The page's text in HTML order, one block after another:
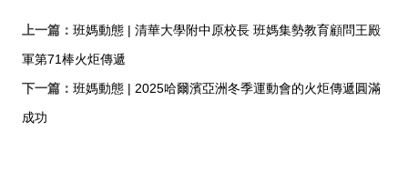
上一篇： 班媽動態 | 清華大學附中原校長 班媽集勢教育顧問王殿
軍第71棒火炬傳遞
下一篇： 班媽動態 | 2025哈爾濱亞洲冬季運動會的火炬傳遞圓滿
成功